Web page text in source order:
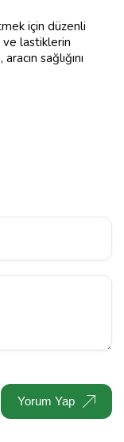
için düzenli
ve lastiklerin
sağlığını
Yorum Yap